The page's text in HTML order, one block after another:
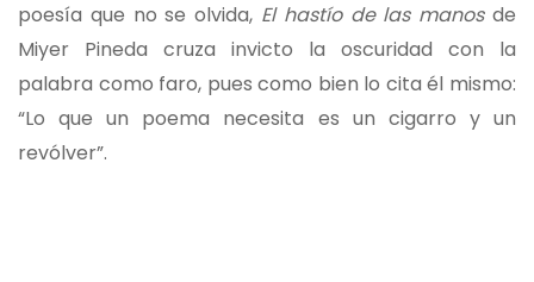
poesía que no se olvida, El hastío de las manosde
Miyer Pineda cruza invicto la oscuridad con la
palabra como faro, pues como bien lo cita él mismo:
“Lo que un poema necesita es un cigarro y un
revólver”.